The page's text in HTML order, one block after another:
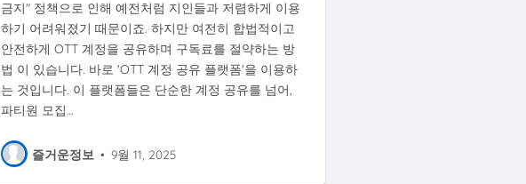
금지" 정책으로 인해 예전처럼 지인들과 저렴하게 이용
하기 어려워졌기 때문이죠. 하지만 여전히 합법적이고
안전하게 OTT 계정을 공유하며 구독료를 절약하는 방
법 이 있습니다. 바로 'OTT 계정 공유 플랫폼'을 이용하
는 것입니다. 이 플랫폼들은 단순한 계정 공유를 넘어,
파티원 모집…
즐거운정보 • 9월 11, 2025